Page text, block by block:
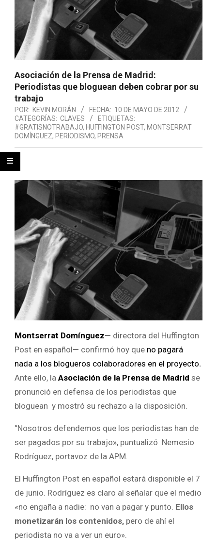
Asociación de la Prensa de Madrid:
Periodistas que bloguean deben cobrar por su
trabajo
POR: KEVIN MORÁN FECHA: 10 DE MAYO DE 2012
CATEGORÍAS: CLAVES
ETIQUETAS:
#GRATISNOTRABAJO, HUFFINGTON POST, MONTSERRAT
DOMÍNGUEZ, PERIODISMO, PRENSA
Montserrat Domínguez— directora del Huffington
Post en español— confirmó hoy que no pagará
nada a los blogueros colaboradores en el proyecto.
Ante ello, la Asociación de la Prensa de Madrid se
pronunció en defensa de los periodistas que
bloguean y mostró su rechazo a la disposición.
“Nosotros defendemos que los periodistas han de
ser pagados por su trabajo», puntualizó Nemesio
Rodríguez, portavoz de la APM.
El Huffington Post en español estará disponible el 7
de junio. Rodríguez es claro al señalar que el medio
«no engaña a nadie: no van a pagar y punto. Ellos
monetizarán los contenidos, pero de ahí el
periodista no va a ver un euro».